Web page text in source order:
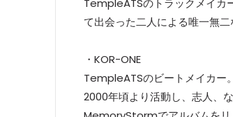
TempleATSのトラックメイカ
て出会った二人による唯一無二
・KOR-ONE
TempleATSのビートメイカー。
2000年頃より活動し、志人、